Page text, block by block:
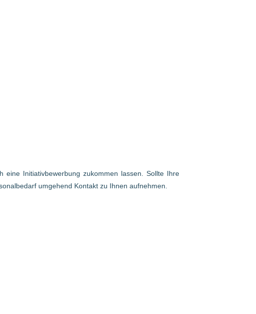
eine Initiativbewerbung zukommen lassen. Sollte Ihre
umgehend Kontakt zu Ihnen aufnehmen.